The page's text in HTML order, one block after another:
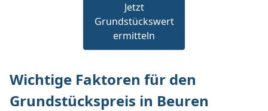
Jetzt
Grundstückswert
ermitteln
Wichtige Faktoren für den
Grundstückspreis in Beuren